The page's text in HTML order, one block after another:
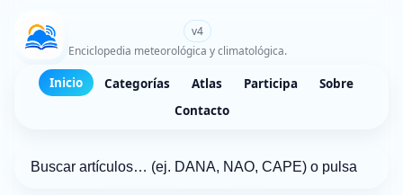
v4
Enciclopedia meteorológica y climatológica.
Inicio Categorías Atlas Participa
Sobre
Contacto